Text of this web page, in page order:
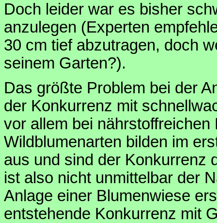
Doch leider war es bisher
anzulegen (Experten
30 cm tief abzutragen, doch
seinem Garten?).
Das größte Problem bei der
der Konkurrenz mit
vor allem bei
Wildblumenarten bilden im
aus und sind der Konkurrenz
ist also nicht unmittelbar der
Anlage einer Blumenwiese
entstehende Konkurrenz mit